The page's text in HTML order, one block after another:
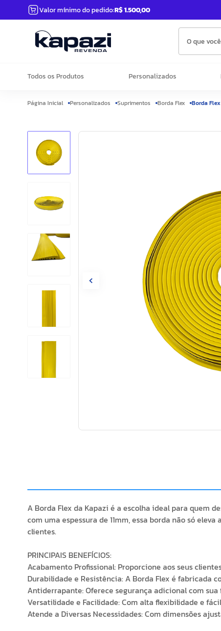
Valor mínimo do pedido:R$ 1.500,00
O que você
Todos os Produtos Personalizados
Personalizados Suprimentos Borda Flex Borda
A Borda Flex da Kapazi é a escolha ideal para quem
com uma espessura de 11mm, essa borda não só
clientes.
PRINCIPAIS BENEFÍCIOS:
Acabamento Profissional: Proporcione aos seus
Durabilidade e Resistência: A Borda Flex é fabricada
Antiderrapante: Oferece segurança adicional com
Versatilidade e Facilidade: Com alta flexibilidade e
Atende a Diversas Necessidades: Com dimensões